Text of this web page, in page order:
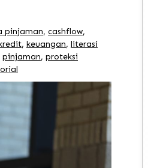
pinjaman, cashflow,
, keuangan, literasi
pinjaman, proteksi